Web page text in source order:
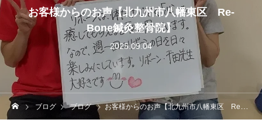
お客様からのお声【北九州市八幡東区 Re-
Bone鍼灸整骨院】
2025.09.04
ブログ ブログ お客様からのお声【北九州市八幡東区 Re-Bone鍼灸整骨院】